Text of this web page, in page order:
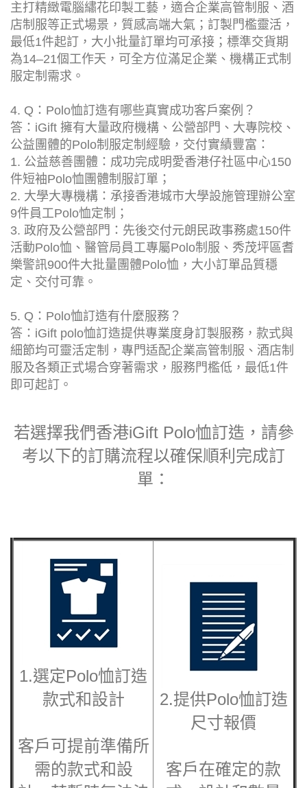
主打精緻電腦繡花印製工藝，適合企業高管制服、酒
店制服等正式場景，質感高端大氣；訂製門檻靈活，
最低1件起訂，大小批量訂單均可承接；標準交貨期
為14–21個工作天，可全方位滿足企業、機構正式制
服定制需求。
4. Q：Polo恤訂造有哪些真實成功客戶案例？
答：iGift 擁有大量政府機構、公營部門、大專院校、
公益團體的Polo制服定制經驗，交付實績豐富：
1. 公益慈善團體：成功完成明愛香港仔社區中心150
件短袖Polo恤團體制服訂單；
2. 大學大專機構：承接香港城市大學設施管理辦公室
9件員工Polo恤定制；
3. 政府及公營部門：先後交付元朗民政事務處150件
活動Polo恤、醫管局員工專屬Polo制服、秀茂坪區耆
樂警訊900件大批量團體Polo恤，大小訂單品質穩
定、交付可靠。
5. Q：Polo恤訂造有什麼服務？
答：iGift polo恤訂造提供專業度身訂製服務，款式與
細節均可靈活定制，專門适配企業高管制服、酒店制
服及各類正式場合穿著需求，服務門檻低，最低1件
即可起訂。
若選擇我們香港iGift Polo恤訂造，請參
考以下的訂購流程以確保順利完成訂
單：
1.選定Polo恤訂造
款式和設計
客戶可提前準備所
需的款式和設
2.提供Polo恤訂造
尺寸報價
客戶在確定的款